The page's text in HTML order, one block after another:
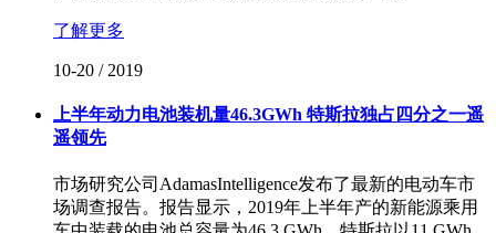
了解更多
10-20 / 2019
上半年动力电池装机量46.3GWh 特斯拉独占四分之一遥
遥领先
市场研究公司AdamasIntelligence发布了最新的电动车市
场调查报告。报告显示，2019年上半年产的新能源乘用